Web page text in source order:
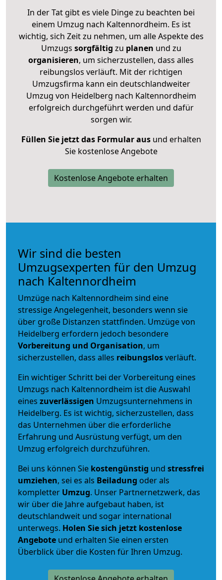
In der Tat gibt es viele Dinge zu beachten bei
einem Umzug nach Kaltennordheim. Es ist
wichtig, sich Zeit zu nehmen, um alle Aspekte des
Umzugs sorgfältig zu planen und zu
organisieren, um sicherzustellen, dass alles
reibungslos verläuft. Mit der richtigen
Umzugsfirma kann ein deutschlandweiter
Umzug von Heidelberg nach Kaltennordheim
erfolgreich durchgeführt werden und dafür
sorgen wir.
Füllen Sie jetzt das Formular ausund erhalten
Sie kostenlose Angebote
Kostenlose Angebote erhalten
Wir sind die besten
Umzugsexperten für den Umzug
nach Kaltennordheim
Umzüge nach Kaltennordheim sind eine
stressige Angelegenheit, besonders wenn sie
über große Distanzen stattfinden. Umzüge von
Heidelberg erfordern jedoch besondere
Vorbereitung und Organisation, um
sicherzustellen, dass alles reibungslosverläuft.
Ein wichtiger Schritt bei der Vorbereitung eines
Umzugs nach Kaltennordheim ist die Auswahl
eines zuverlässigen Umzugsunternehmens in
Heidelberg. Es ist wichtig, sicherzustellen, dass
das Unternehmen über die erforderliche
Erfahrung und Ausrüstung verfügt, um den
Umzug erfolgreich durchzuführen.
Bei uns können Sie kostengünstig und stressfrei
umziehen, sei es als Beiladung oder als
kompletter Umzug. Unser Partnernetzwerk, das
wir über die Jahre aufgebaut haben, ist
deutschlandweit und sogar international
unterwegs. Holen Sie sich jetzt kostenlose
Angebote und erhalten Sie einen ersten
Überblick über die Kosten für Ihren Umzug.